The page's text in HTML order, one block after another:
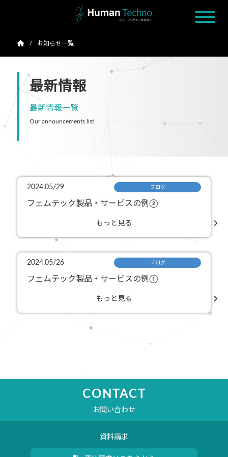
お知らせ一覧
最新情報
最新情報一覧
Our announcements list
2024.05/29 ブログ
フェムテック製品・サービスの例②
もっと見る
2024.05/26 ブログ
フェムテック製品・サービスの例①
もっと見る
CONTACT
お問い合わせ
資料請求